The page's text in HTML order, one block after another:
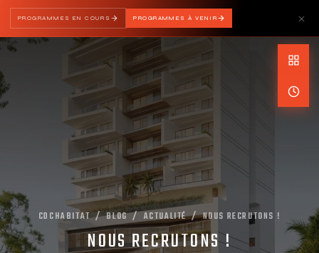
CDCHABITAT BLOG ACTUALITÉ NOUS RECRUTONS !
NOUS RECRUTONS !
PROGRAMMES EN COURS PROGRAMMES À VENIR